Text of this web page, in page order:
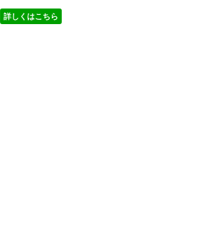
詳しくはこちら